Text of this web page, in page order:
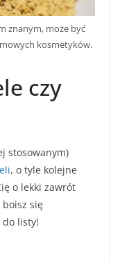
znanym, może być
kosmetyków.
czy
stosowanym)
, o tyle kolejne
o lekki zawrót
boisz się
listy!